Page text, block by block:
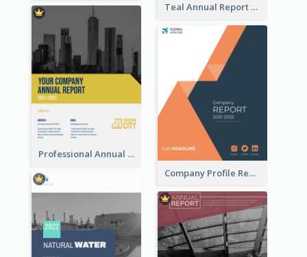
Teal Annual Report
Professional Annual Report Reports
Company Profile Reports